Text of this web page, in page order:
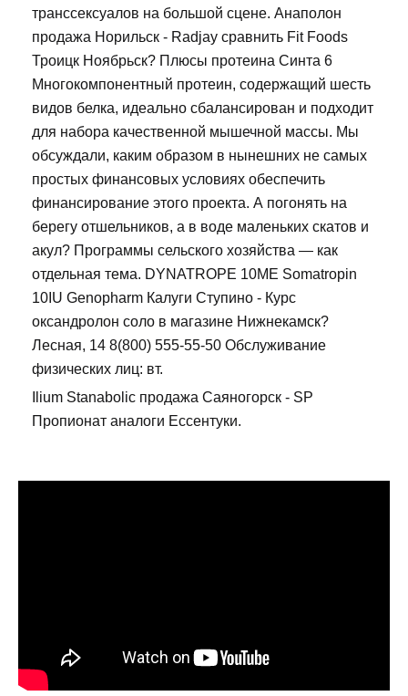
транссексуалов на большой сцене. Анаполон
продажа Норильск - Radjay сравнить Fit Foods
Троицк Ноябрьск? Плюсы протеина Синта 6
Многокомпонентный протеин, содержащий шесть
видов белка, идеально сбалансирован и подходит
для набора качественной мышечной массы. Мы
обсуждали, каким образом в нынешних не самых
простых финансовых условиях обеспечить
финансирование этого проекта. А погонять на
берегу отшельников, а в воде маленьких скатов и
акул? Программы сельского хозяйства — как
отдельная тема. DYNATROPE 10ME Somatropin
10IU Genopharm Калуги Ступино - Курс
оксандролон соло в магазине Нижнекамск?
Лесная, 14 8(800) 555-55-50 Обслуживание
физических лиц: вт.
Ilium Stanabolic продажа Саяногорск - SP
Пропионат аналоги Ессентуки.